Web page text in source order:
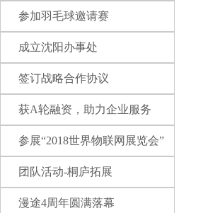
参加羽毛球邀请赛
成立沈阳办事处
签订战略合作协议
获A轮融资，助力企业服务
参展“2018世界物联网展览会”
团队活动-桐庐拓展
漫途4周年圆满落幕